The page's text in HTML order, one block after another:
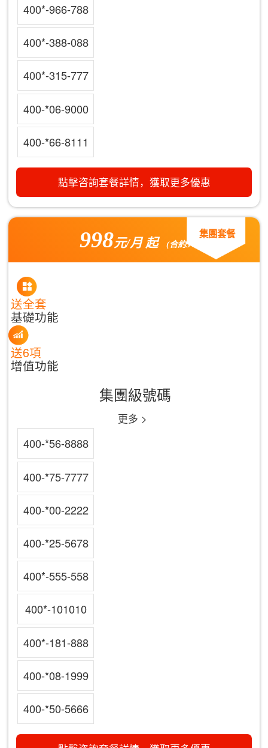
400*-966-788
400*-388-088
400*-315-777
400-*06-9000
400-*66-8111
點擊咨詢套餐詳情，獲取更多優惠
998元/月 起 (合約3年)
集團套餐
送全套
基礎功能
送6項
增值功能
集團級號碼
更多 >
400-*56-8888
400-*75-7777
400-*00-2222
400-*25-5678
400*-555-558
400*-101010
400*-181-888
400-*08-1999
400-*50-5666